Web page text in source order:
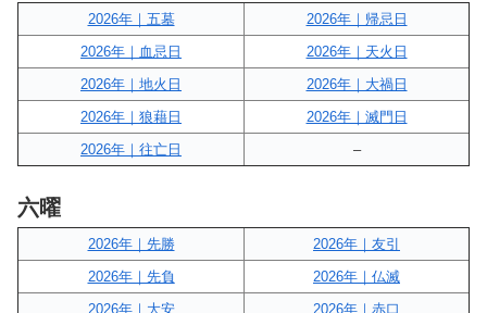
2026年｜五墓
2026年｜帰忌日
2026年｜血忌日
2026年｜天火日
2026年｜地火日
2026年｜大禍日
2026年｜狼藉日
2026年｜滅門日
2026年｜往亡日
–
六曜
2026年｜先勝
2026年｜友引
2026年｜先負
2026年｜仏滅
2026年｜大安
2026年｜赤口